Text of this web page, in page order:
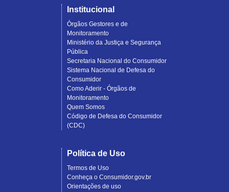
Institucional
Órgãos Gestores e de
Monitoramento
Ministério da Justiça e Segurança
Pública
Secretaria Nacional do Consumidor
Sistema Nacional de Defesa do
Consumidor
Como Aderir - Órgãos de
Monitoramento
Quem Somos
Código de Defesa do Consumidor
(CDC)
Política de Uso
Termos de Uso
Conheça o Consumidor.gov.br
Orientações de uso